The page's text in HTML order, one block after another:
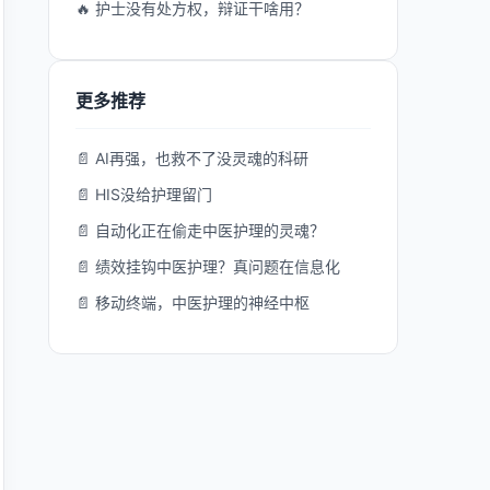
🔥 护士没有处方权，辩证干啥用？
更多推荐
📄 AI再强，也救不了没灵魂的科研
📄 HIS没给护理留门
📄 自动化正在偷走中医护理的灵魂？
📄 绩效挂钩中医护理？真问题在信息化
📄 移动终端，中医护理的神经中枢